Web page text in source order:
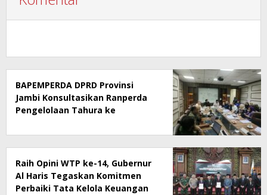
BAPEMPERDA DPRD Provinsi
Jambi Konsultasikan Ranperda
Pengelolaan Tahura ke
Raih Opini WTP ke-14, Gubernur
Al Haris Tegaskan Komitmen
Perbaiki Tata Kelola Keuangan